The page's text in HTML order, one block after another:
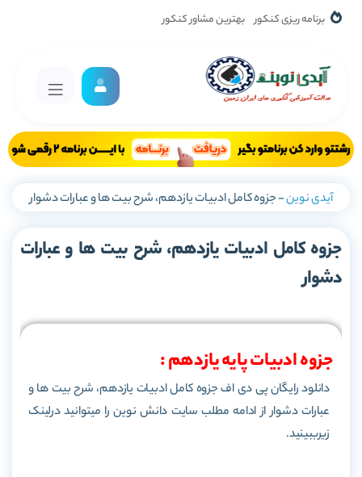
برنامه ریزی کنکور بهترین مشاور کنکور
آیدی نوین-جزوه کامل ادبیات یازدهم، شرح بیت ها و عبارات دشوار
جزوه کامل ادبیات یازدهم، شرح بیت ها و عبارات
دشوار
جزوه ادبیات پایه یازدهم :
دانلود رایگان پی دی اف جزوه کامل ادبیات یازدهم، شرح بیت ها و
عبارات دشوار از ادامه مطلب سایت دانش نوین را میتوانید درلینک
زیرببینید.